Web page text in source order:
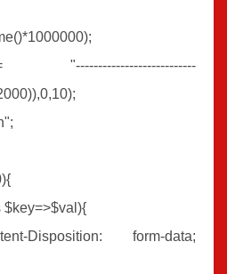
$key=>$val){
Disposition: form-data;